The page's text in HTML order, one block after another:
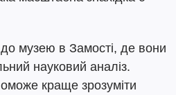
музею в Замості, де вони
науковий аналіз.
краще зрозуміти